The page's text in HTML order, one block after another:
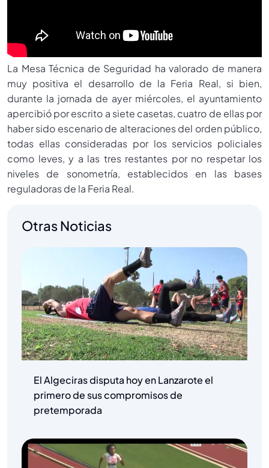
La Mesa Técnica de Seguridad ha valorado de manera
muy positiva el desarrollo de la Feria Real, si bien,
durante la jornada de ayer miércoles, el ayuntamiento
apercibió por escrito a siete casetas, cuatro de ellas por
haber sido escenario de alteraciones del orden público,
todas ellas consideradas por los servicios policiales
como leves, y a las tres restantes por no respetar los
niveles de sonometría, establecidos en las bases
reguladoras de la Feria Real.
Otras Noticias
El Algeciras disputa hoy en Lanzarote el
primero de sus compromisos de
pretemporada